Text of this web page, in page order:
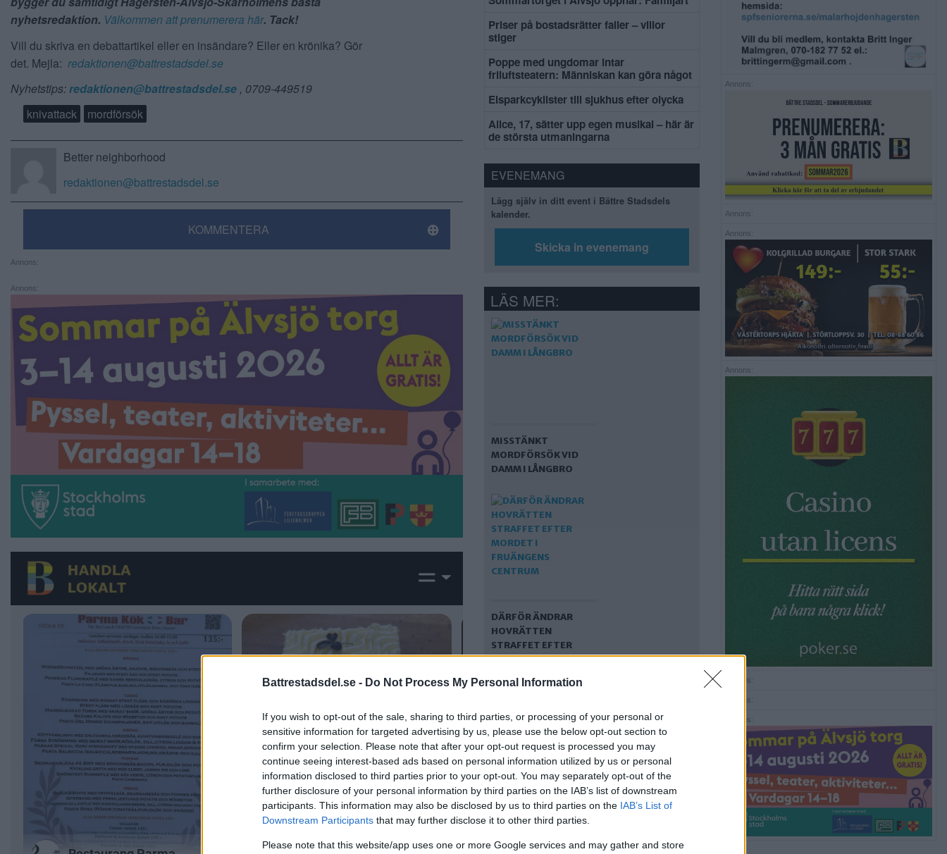
Battrestadsdel.se - Do Not Process My Personal Information
If you wish to opt-out of the sale, sharing to third parties, or processing of your personal or
sensitive information for targeted advertising by us, please use the below opt-out section to
confirm your selection. Please note that after your opt-out request is processed you may
continue seeing interest-based ads based on personal information utilized by us or personal
information disclosed to third parties prior to your opt-out. You may separately opt-out of the
further disclosure of your personal information by third parties on the IAB’s list of downstream
participants. This information may also be disclosed by us to third parties on the IAB’s List of
Downstream Participants that may further disclose it to other third parties.
Please note that this website/app uses one or more Google services and may gather and store
nyhetsredaktion. Välkommen att prenumerera här. Tack!
Vill du skriva en debattartikel eller en insändare? Eller en krönika? Gör
det. Mejla: redaktionen@battrestadsdel.se
Nyhetstips:redaktionen@battrestadsdel.se , 0709-449519
knivattack
mordförsök
Better neighborhood
redaktionen@battrestadsdel.se
KOMMENTERA
Annons:
Annons:
Priser på bostadsrätter faller – villor
stiger
Poppe med ungdomar intar
friluftsteatern: Människan kan göra något
Elsparkcyklister till sjukhus efter olycka
Alice, 17, sätter upp egen musikal – här är
de största utmaningarna
EVENEMANG
Lägg själv in ditt event i Bättre Stadsdels
kalender.
Skicka in evenemang
LÄS MER:
MISSTÄNKT
MORDFÖRSÖK VID
DAMM I LÅNGBRO
DÄRFÖR ÄNDRAR
HOVRÄTTEN
STRAFFET EFTER
MORDET I
CENTRUM
MORDFÖRSÖK I
Annons:
Annons:
Annons:
Annons:
Annons:
Annons:
Annons: